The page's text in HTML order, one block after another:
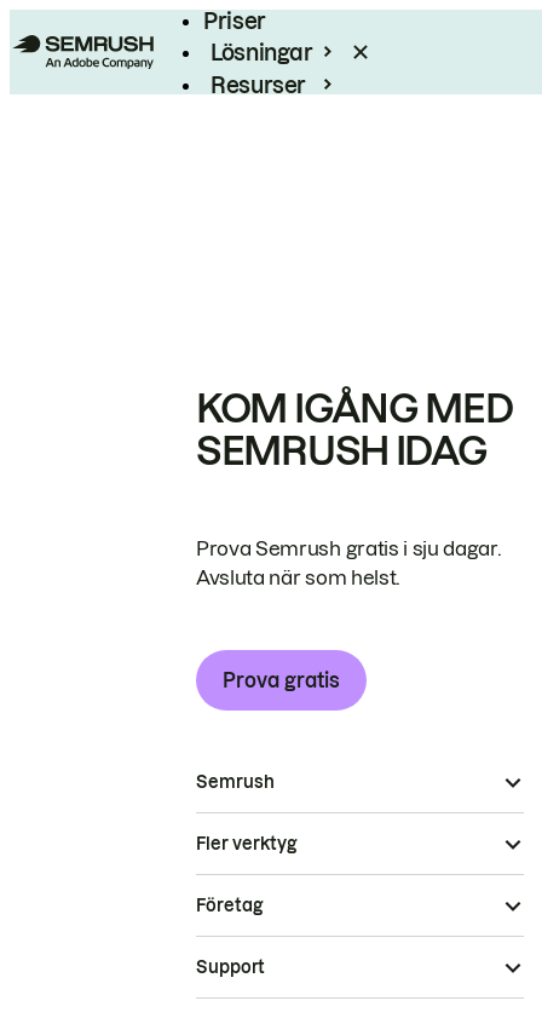
Priser
Lösningar
Resurser
KOM IGÅNG MED
SEMRUSH IDAG
Prova Semrush gratis i sju dagar.
Avsluta när som helst.
Prova gratis
Semrush
Fler verktyg
Företag
Support